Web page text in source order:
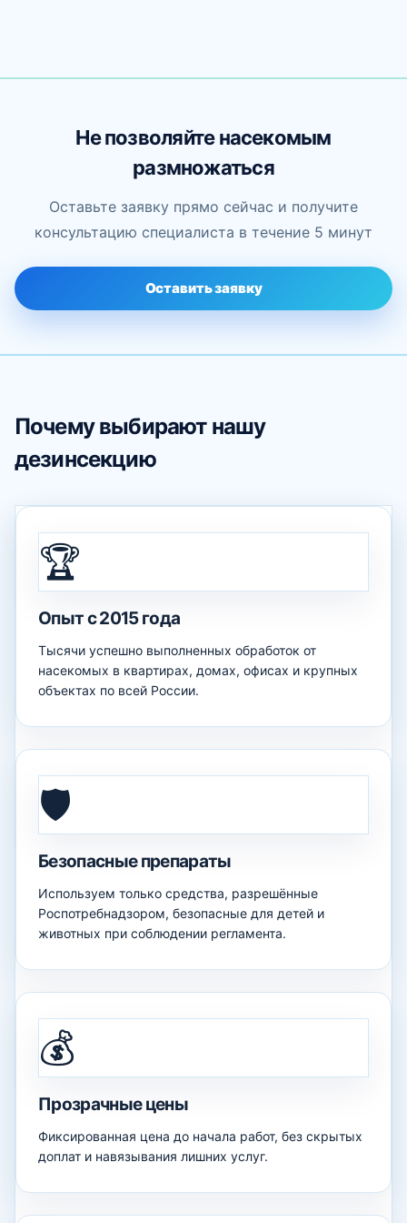
Не позволяйте насекомым
размножаться
Оставьте заявку прямо сейчас и получите
консультацию специалиста в течение 5 минут
Оставить заявку
Почему выбирают нашу
дезинсекцию
🏆
Опыт с 2015 года
Тысячи успешно выполненных обработок от
насекомых в квартирах, домах, офисах и крупных
объектах по всей России.
🛡️
Безопасные препараты
Используем только средства, разрешённые
Роспотребнадзором, безопасные для детей и
животных при соблюдении регламента.
💰
Прозрачные цены
Фиксированная цена до начала работ, без скрытых
доплат и навязывания лишних услуг.